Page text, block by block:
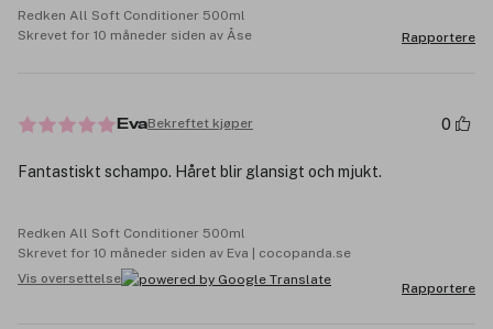
Redken All Soft Conditioner 500ml
Skrevet for 10 måneder siden av Åse
Rapportere
EvaBekreftet kjøper 0
Fantastiskt schampo. Håret blir glansigt och mjukt.
Redken All Soft Conditioner 500ml
Skrevet for 10 måneder siden av Eva | cocopanda.se
Vis oversettelse
Rapportere